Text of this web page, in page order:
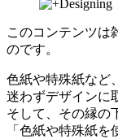
このコンテンツは
のです。
色紙や特殊紙など
迷わずデザインに
そして、その縁の
「色紙や特殊紙